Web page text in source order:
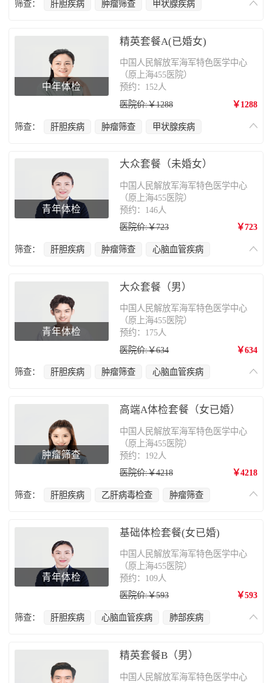
筛查： 肝胆疾病 肿瘤筛查
甲状腺疾病
中年体检
精英套餐A(已婚女)
中国人民解放军海军特色医学中心
（原上海455医院）
预约：152人
医院价:￥1288
￥1288
筛查： 肝胆疾病 肿瘤筛查
甲状腺疾病
青年体检
大众套餐（未婚女）
中国人民解放军海军特色医学中心
（原上海455医院）
预约：146人
医院价:￥723
￥723
筛查： 肝胆疾病 肿瘤筛查
心脑血管疾病
青年体检
大众套餐（男）
中国人民解放军海军特色医学中心
（原上海455医院）
预约：175人
医院价:￥634
￥634
筛查： 肝胆疾病 肿瘤筛查
心脑血管疾病
肿瘤筛查
高端A体检套餐（女已婚）
中国人民解放军海军特色医学中心
（原上海455医院）
预约：192人
医院价:￥4218
￥4218
筛查： 肝胆疾病 乙肝病毒检查
肿瘤筛查
骨质疏松
青年体检
基础体检套餐(女已婚)
中国人民解放军海军特色医学中心
（原上海455医院）
预约：109人
医院价:￥593
￥593
筛查： 肝胆疾病 心脑血管疾病
肺部疾病
精英套餐B（男）
中国人民解放军海军特色医学中心